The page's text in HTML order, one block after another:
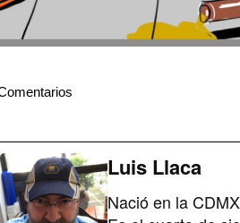
Luis Llaca
Nació en la